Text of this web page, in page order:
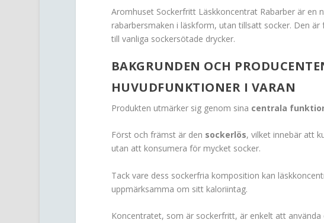
Aromhuset Sockerfritt Läskkoncentrat Rabarber är en
rabarbersmaken i läskform, utan tillsatt socker. Den
till vanliga sockersötade drycker.
BAKGRUNDEN OCH
HUVUDFUNKTIONER I VARAN
Produkten utmärker sig genom sina centrala
Först och främst är den sockerlös, vilket innebär att
utan att konsumera för mycket socker.
Tack vare dess sockerfria komposition kan
uppmärksamma om sitt kaloriintag.
Koncentratet, som är sockerfritt, är enkelt att